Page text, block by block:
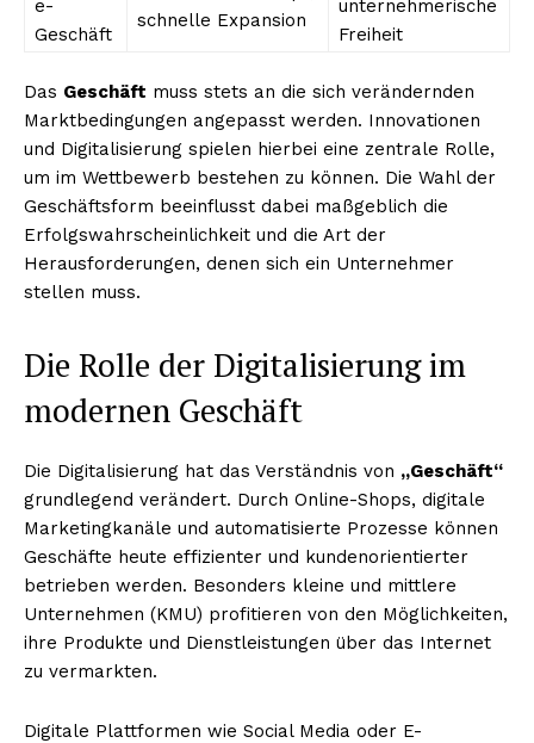
e-
Geschäft
schnelle Expansion
unternehmerische
Freiheit
Das Geschäft muss stets an die sich verändernden
Marktbedingungen angepasst werden. Innovationen
und Digitalisierung spielen hierbei eine zentrale Rolle,
um im Wettbewerb bestehen zu können. Die Wahl der
Geschäftsform beeinflusst dabei maßgeblich die
Erfolgswahrscheinlichkeit und die Art der
Herausforderungen, denen sich ein Unternehmer
stellen muss.
Die Rolle der Digitalisierung im
modernen Geschäft
Die Digitalisierung hat das Verständnis von „Geschäft“
grundlegend verändert. Durch Online-Shops, digitale
Marketingkanäle und automatisierte Prozesse können
Geschäfte heute effizienter und kundenorientierter
betrieben werden. Besonders kleine und mittlere
Unternehmen (KMU) profitieren von den Möglichkeiten,
ihre Produkte und Dienstleistungen über das Internet
zu vermarkten.
Digitale Plattformen wie Social Media oder E-